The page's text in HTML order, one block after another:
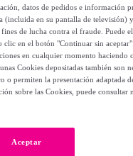
Smart Rosy
datos de pedidos e información
en su pantalla de televisión)
de lucha contra el fraude. Puede
en el botón "Continuar sin
en cualquier momento haciendo
Cookies depositadas también son
permiten la presentación adaptada
sobre las Cookies, puede consultar
Aceptar